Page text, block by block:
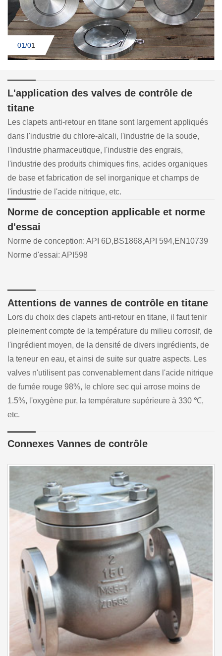
01/01
L'application des valves de contrôle de
titane
Les clapets anti-retour en titane sont largement appliqués
dans l'industrie du chlore-alcali, l'industrie de la soude,
l'industrie pharmaceutique, l'industrie des engrais,
l'industrie des produits chimiques fins, acides organiques
de base et fabrication de sel inorganique et champs de
l'industrie de l'acide nitrique, etc.
Norme de conception applicable et norme
d'essai
Norme de conception: API 6D,BS1868,API 594,EN10739
Norme d'essai: API598
Attentions de vannes de contrôle en titane
Lors du choix des clapets anti-retour en titane, il faut tenir
pleinement compte de la température du milieu corrosif, de
l'ingrédient moyen, de la densité de divers ingrédients, de
la teneur en eau, et ainsi de suite sur quatre aspects. Les
valves n'utilisent pas convenablement dans l'acide nitrique
de fumée rouge 98%, le chlore sec qui arrose moins de
1.5%, l'oxygène pur, la température supérieure à 330 ℃,
etc.
Connexes Vannes de contrôle